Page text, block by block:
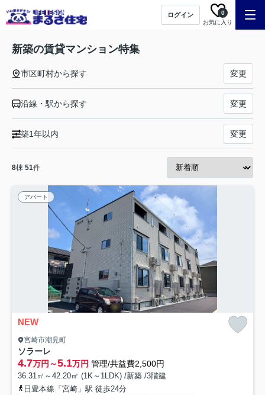
ログイン
お気に入り
0
新築の賃貸マンション特集
市区町村から探す 変更
沿線・駅から探す 変更
築1年以内 変更
8棟 51件
アパート
NEW
宮崎市潮見町
ソラーレ
4.7万円～5.1万円 管理/共益費2,500円
36.31㎡～42.20㎡ (1K～1LDK) /新築 /3階建
日豊本線「宮崎」駅 徒歩24分